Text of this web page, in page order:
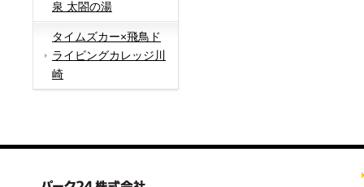
泉 太閤の湯
タイムズカー×飛鳥ド
ライビングカレッジ川
崎